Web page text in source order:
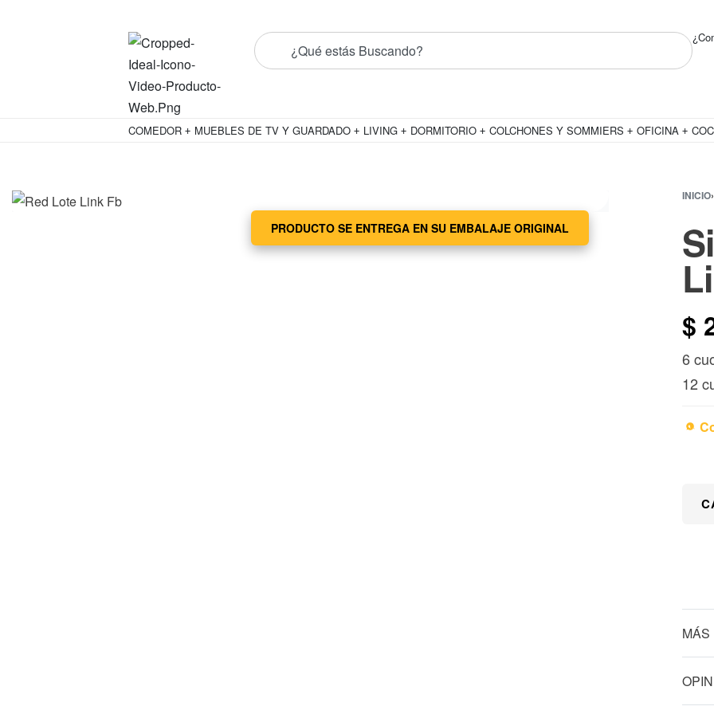
COMEDOR MUEBLES DE TV Y GUARDADO LIVING DORMITORIO COLCHONES Y SOMMIERS OFICINA
PRODUCTO SE ENTREGA EN SU EMBALAJE ORIGINAL
INICIO›
$
6
12
MÁS